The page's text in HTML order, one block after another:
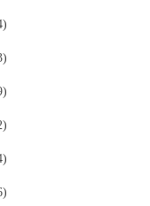
)
)
)
)
)
)